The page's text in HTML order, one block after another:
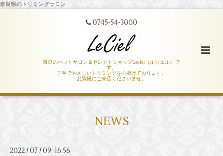
奈良県のトリミングサロン
0745-54-3000
奈良のペットサロン＆セレクトショップLeciel（ルシェル）で
す。
丁寧でやさしいトリミングを心掛けております。
お気軽にご来店くださいませ。
NEWS
2022 /07 /09 16:56